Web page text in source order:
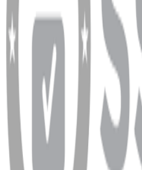
info@dukkanhifi.com 0850 441
Çalışma Saatleri: Pazartesi - Cuma